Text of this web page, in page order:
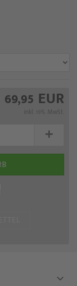
69,95 EUR
inkl. 19% MwSt.